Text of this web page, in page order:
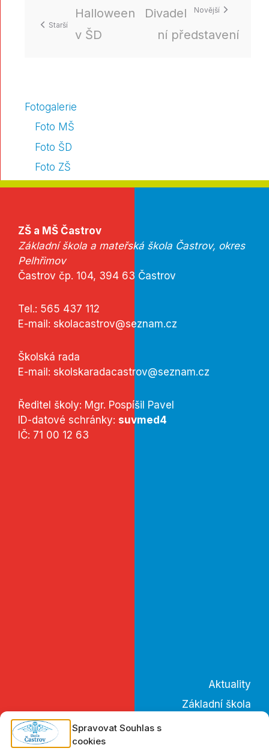
Spravovat Souhlas s
cookies
Halloween
v ŠD
Divadel
ní představení
Fotogalerie
Foto MŠ
Foto ŠD
Foto ZŠ
ZŠ a MŠ Častrov
Základní škola a mateřská škola Častrov, okres
Pelhřimov
Častrov čp. 104, 394 63 Častrov
Tel.: 565 437 112
E-mail: skolacastrov@seznam.cz
Školská rada
E-mail: skolskaradacastrov@seznam.cz
Ředitel školy: Mgr. Pospíšil Pavel
ID-datové schránky: suvmed4
IČ: 71 00 12 63
Aktuality
Základní škola